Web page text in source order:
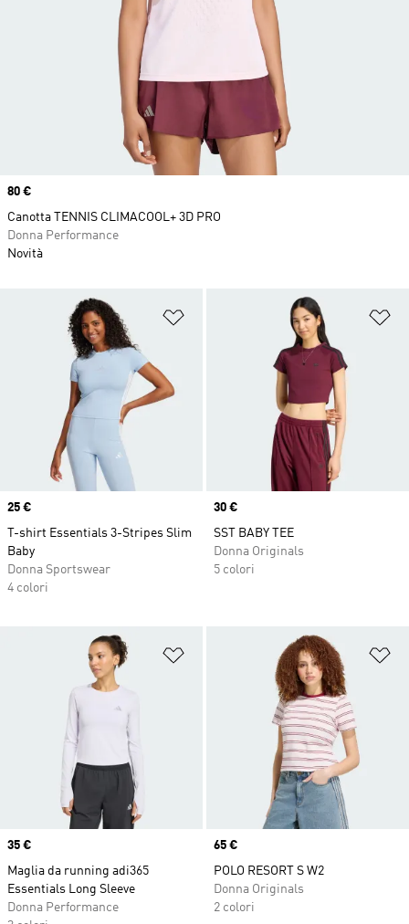
Aggiungi alla lista dei desideri
Price
25 €
T-shirt Essentials 3-Stripes Slim
Baby
Donna Sportswear
4 colori
Price
30 €
SST BABY TEE
Donna Originals
5 colori
Aggiungi alla lista dei desideri
Price
35 €
Maglia da running adi365
Essentials Long Sleeve
Donna Performance
Price
65 €
POLO RESORT S W2
Donna Originals
2 colori
Price
80 €
Canotta TENNIS CLIMACOOL+ 3D PRO
Donna Performance
Novità